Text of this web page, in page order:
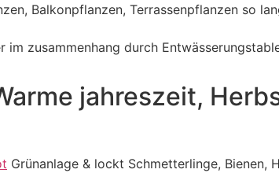
Balkonpflanzen, Terrassenpflanzen so
im zusammenhang durch
jahreszeit,
Grünanlage & lockt Schmetterlinge, Bienen,